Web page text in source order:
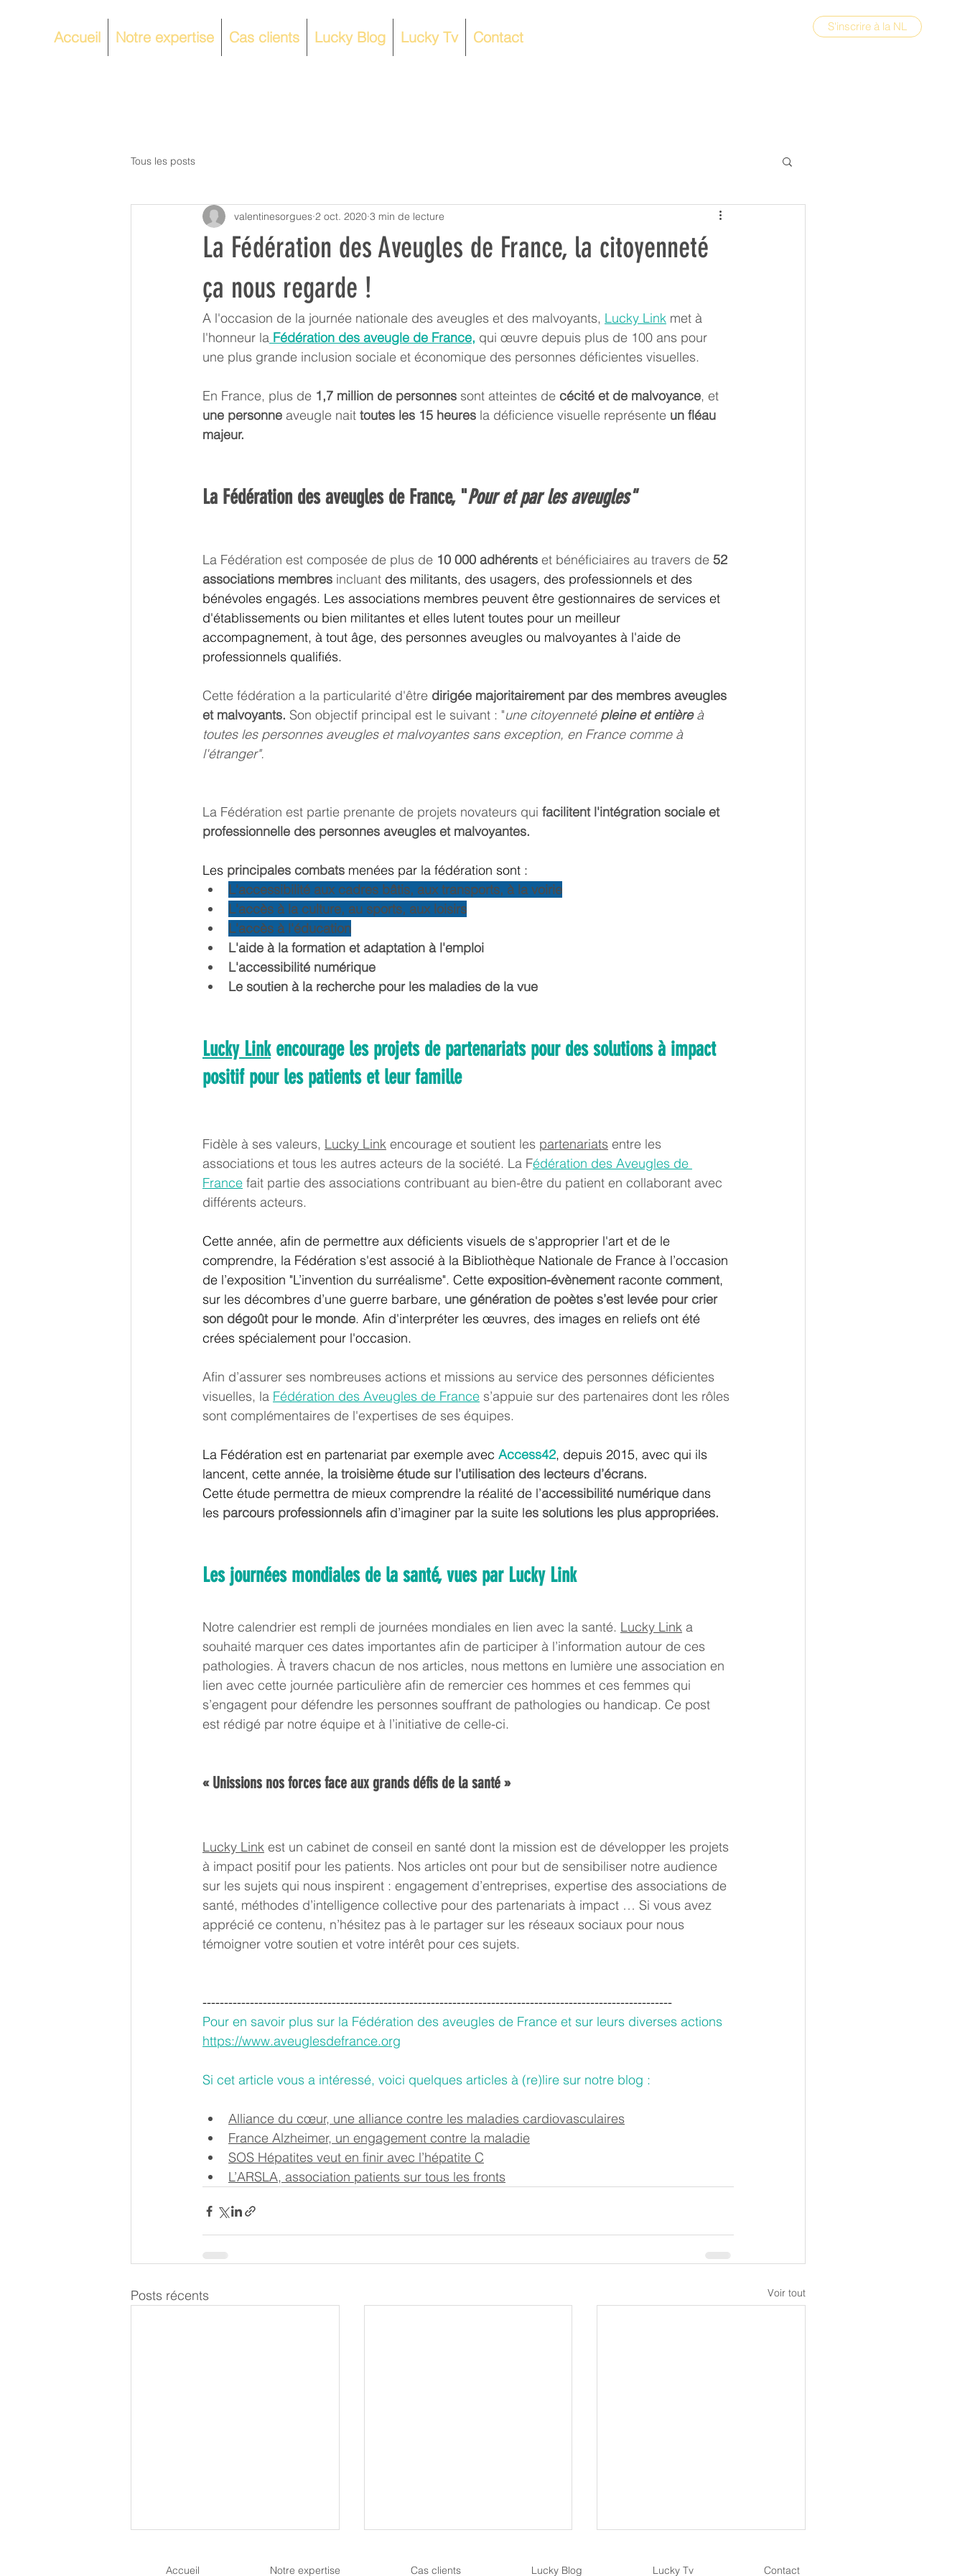
Accueil Notre expertise Cas clients Lucky Blog Lucky Tv Contact
S'inscrire à la NL
Tous les posts
La Fédération des Aveugles de France, la citoyenneté
ça nous regarde !
valentinesorgues 2 oct. 2020 3 min de lecture
A l'occasion de la journée nationale des aveugles et des malvoyants, Lucky Link met à
l'honneur la Fédération des aveugle de France, qui œuvre depuis plus de 100 ans pour
une plus grande inclusion sociale et économique des personnes déficientes visuelles.
En France, plus de 1,7 million de personnes sont atteintes de cécité et de malvoyance, et
une personne aveugle nait toutes les 15 heures la déficience visuelle représente un fléau
majeur.
La Fédération des aveugles de France, "Pour et par les aveugles"
La Fédération est composée de plus de 10 000 adhérents et bénéficiaires au travers de 52
associations membres incluant des militants, des usagers, des professionnels et des
bénévoles engagés. Les associations membres peuvent être gestionnaires de services et
d'établissements ou bien militantes et elles lutent toutes pour un meilleur
accompagnement, à tout âge, des personnes aveugles ou malvoyantes à l'aide de
professionnels qualifiés.
Cette fédération a la particularité d'être dirigée majoritairement par des membres aveugles
et malvoyants. Son objectif principal est le suivant : "une citoyenneté pleine et entière à
toutes les personnes aveugles et malvoyantes sans exception, en France comme à
l'étranger".
La Fédération est partie prenante de projets novateurs qui facilitent l'intégration sociale et
professionnelle des personnes aveugles et malvoyantes.
Les principales combats menées par la fédération sont :
L'accessibilité aux cadres bâtis, aux transports, à la voirie
L'accès à la culture, au sports, aux loisirs
L'accès à l'éducation
L'aide à la formation et adaptation à l'emploi
L'accessibilité numérique
Le soutien à la recherche pour les maladies de la vue
Lucky Link encourage les projets de partenariats pour des solutions à impact
positif pour les patients et leur famille
Fidèle à ses valeurs, Lucky Link encourage et soutient les partenariats entre les
associations et tous les autres acteurs de la société. La Fédération des Aveugles de
France fait partie des associations contribuant au bien-être du patient en collaborant avec
différents acteurs.
Cette année, afin de permettre aux déficients visuels de s'approprier l'art et de le
comprendre, la Fédération s'est associé à la Bibliothèque Nationale de France à l’occasion
de l’exposition "L’invention du surréalisme". Cette exposition-évènement raconte comment,
sur les décombres d’une guerre barbare, une génération de poètes s’est levée pour crier
son dégoût pour le monde. Afin d'interpréter les œuvres, des images en reliefs ont été
crées spécialement pour l'occasion.
Afin d’assurer ses nombreuses actions et missions au service des personnes déficientes
visuelles, la Fédération des Aveugles de France s’appuie sur des partenaires dont les rôles
sont complémentaires de l'expertises de ses équipes.
La Fédération est en partenariat par exemple avec Access42, depuis 2015, avec qui ils
lancent, cette année, la troisième étude sur l’utilisation des lecteurs d’écrans.
Cette étude permettra de mieux comprendre la réalité de l’accessibilité numérique dans
les parcours professionnels afin d’imaginer par la suite les solutions les plus appropriées.
Les journées mondiales de la santé, vues par Lucky Link
Notre calendrier est rempli de journées mondiales en lien avec la santé. Lucky Link a
souhaité marquer ces dates importantes afin de participer à l’information autour de ces
pathologies. À travers chacun de nos articles, nous mettons en lumière une association en
lien avec cette journée particulière afin de remercier ces hommes et ces femmes qui
s’engagent pour défendre les personnes souffrant de pathologies ou handicap. Ce post
est rédigé par notre équipe et à l’initiative de celle-ci.
« Unissions nos forces face aux grands défis de la santé »
Lucky Link est un cabinet de conseil en santé dont la mission est de développer les projets
à impact positif pour les patients. Nos articles ont pour but de sensibiliser notre audience
sur les sujets qui nous inspirent : engagement d’entreprises, expertise des associations de
santé, méthodes d’intelligence collective pour des partenariats à impact … Si vous avez
apprécié ce contenu, n’hésitez pas à le partager sur les réseaux sociaux pour nous
témoigner votre soutien et votre intérêt pour ces sujets.
-------------------------------------------------------------------------------------------------------------
Pour en savoir plus sur la Fédération des aveugles de France et sur leurs diverses actions
https://www.aveuglesdefrance.org
Si cet article vous a intéressé, voici quelques articles à (re)lire sur notre blog :
Alliance du cœur, une alliance contre les maladies cardiovasculaires
France Alzheimer, un engagement contre la maladie
SOS Hépatites veut en finir avec l’hépatite C
L’ARSLA, association patients sur tous les fronts
Posts récents Voir tout
Accueil Notre expertise Cas clients Lucky Blog Lucky Tv Contact